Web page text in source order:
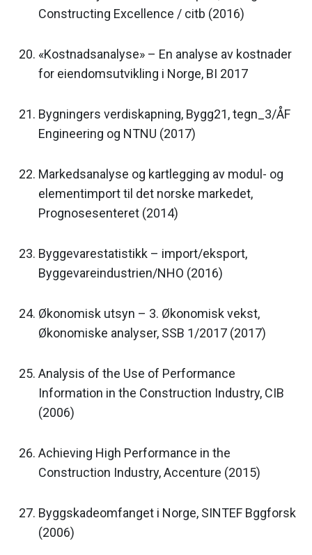
Constructing Excellence / citb (2016)
«Kostnadsanalyse» – En analyse av kostnader
for eiendomsutvikling i Norge, BI 2017
Bygningers verdiskapning, Bygg21, tegn_3/ÅF
Engineering og NTNU (2017)
Markedsanalyse og kartlegging av modul- og
elementimport til det norske markedet,
Prognosesenteret (2014)
Byggevarestatistikk – import/eksport,
Byggevareindustrien/NHO (2016)
Økonomisk utsyn – 3. Økonomisk vekst,
Økonomiske analyser, SSB 1/2017 (2017)
Analysis of the Use of Performance
Information in the Construction Industry, CIB
(2006)
Achieving High Performance in the
Construction Industry, Accenture (2015)
Byggskadeomfanget i Norge, SINTEF Bggforsk
(2006)